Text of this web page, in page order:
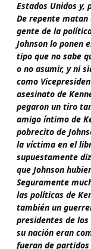
Estados Unidos y,
De repente matan
gente de la
Johnson lo ponen
tipo que no sabe
o no asumir, y ni
como
asesinato de
pegaron un tiro
amigo íntimo de
pobrecito de
la víctima en el
supuestamente
que Johnson
Seguramente
las políticas de
también un
presidentes de los
su nación eran
fueran de